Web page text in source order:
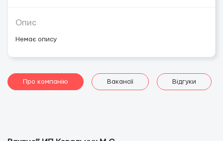
Опис
Немає опису
Про компанію Вакансії Відгуки